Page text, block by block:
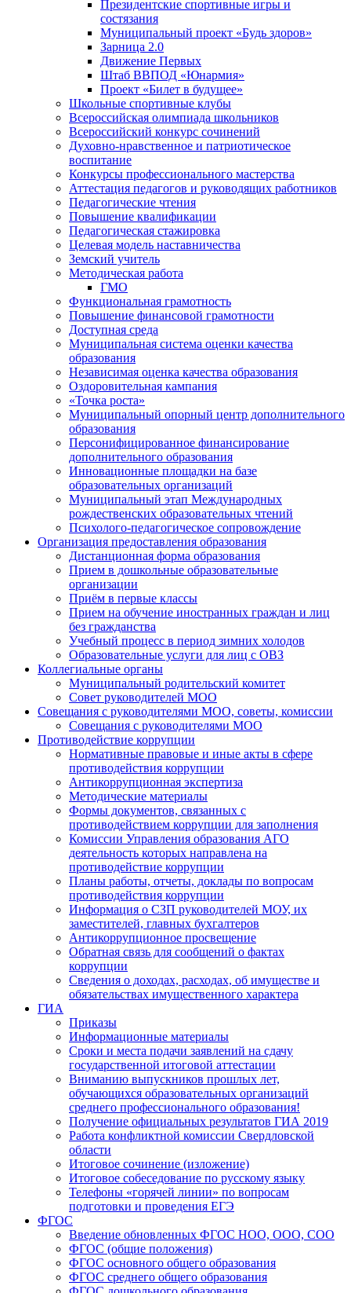
Президентские спортивные игры и
состязания
Муниципальный проект «Будь здоров»
Зарница 2.0
Движение Первых
Штаб ВВПОД «Юнармия»
Проект «Билет в будущее»
Школьные спортивные клубы
Всероссийская олимпиада школьников
Всероссийский конкурс сочинений
Духовно-нравственное и патриотическое
воспитание
Конкурсы профессионального мастерства
Аттестация педагогов и руководящих работников
Педагогические чтения
Повышение квалификации
Педагогическая стажировка
Целевая модель наставничества
Земский учитель
Методическая работа
ГМО
Функциональная грамотность
Повышение финансовой грамотности
Доступная среда
Муниципальная система оценки качества
образования
Независимая оценка качества образования
Оздоровительная кампания
«Точка роста»
Муниципальный опорный центр дополнительного
образования
Персонифицированное финансирование
дополнительного образования
Инновационные площадки на базе
образовательных организаций
Муниципальный этап Международных
рождественских образовательных чтений
Психолого-педагогическое сопровождение
Организация предоставления образования
Дистанционная форма образования
Прием в дошкольные образовательные
организации
Приём в первые классы
Прием на обучение иностранных граждан и лиц
без гражданства
Учебный процесс в период зимних холодов
Образовательные услуги для лиц с ОВЗ
Коллегиальные органы
Муниципальный родительский комитет
Совет руководителей МОО
Совещания с руководителями МОО, советы, комиссии
Совещания с руководителями МОО
Противодействие коррупции
Нормативные правовые и иные акты в сфере
противодействия коррупции
Антикоррупционная экспертиза
Методические материалы
Формы документов, связанных с
противодействием коррупции для заполнения
Комиссии Управления образования АГО
деятельность которых направлена на
противодействие коррупции
Планы работы, отчеты, доклады по вопросам
противодействия коррупции
Информация о СЗП руководителей МОУ, их
заместителей, главных бухгалтеров
Антикоррупционное просвещение
Обратная связь для сообщений о фактах
коррупции
Сведения о доходах, расходах, об имуществе и
обязательствах имущественного характера
ГИА
Приказы
Информационные материалы
Сроки и места подачи заявлений на сдачу
государственной итоговой аттестации
Вниманию выпускников прошлых лет,
обучающихся образовательных организаций
среднего профессионального образования!
Получение официальных результатов ГИА 2019
Работа конфликтной комиссии Свердловской
области
Итоговое сочинение (изложение)
Итоговое собеседование по русскому языку
Телефоны «горячей линии» по вопросам
подготовки и проведения ЕГЭ
ФГОС
Введение обновленных ФГОС НОО, ООО, СОО
ФГОС (общие положения)
ФГОС основного общего образования
ФГОС среднего общего образования